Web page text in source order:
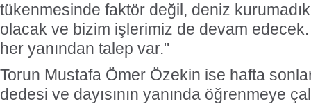
tükenmesinde faktör değil, deniz
olacak ve bizim işlerimiz de devam
her yanından talep var."
Torun Mustafa Ömer Özekin ise hafta
dedesi ve dayısının yanında öğrenmeye